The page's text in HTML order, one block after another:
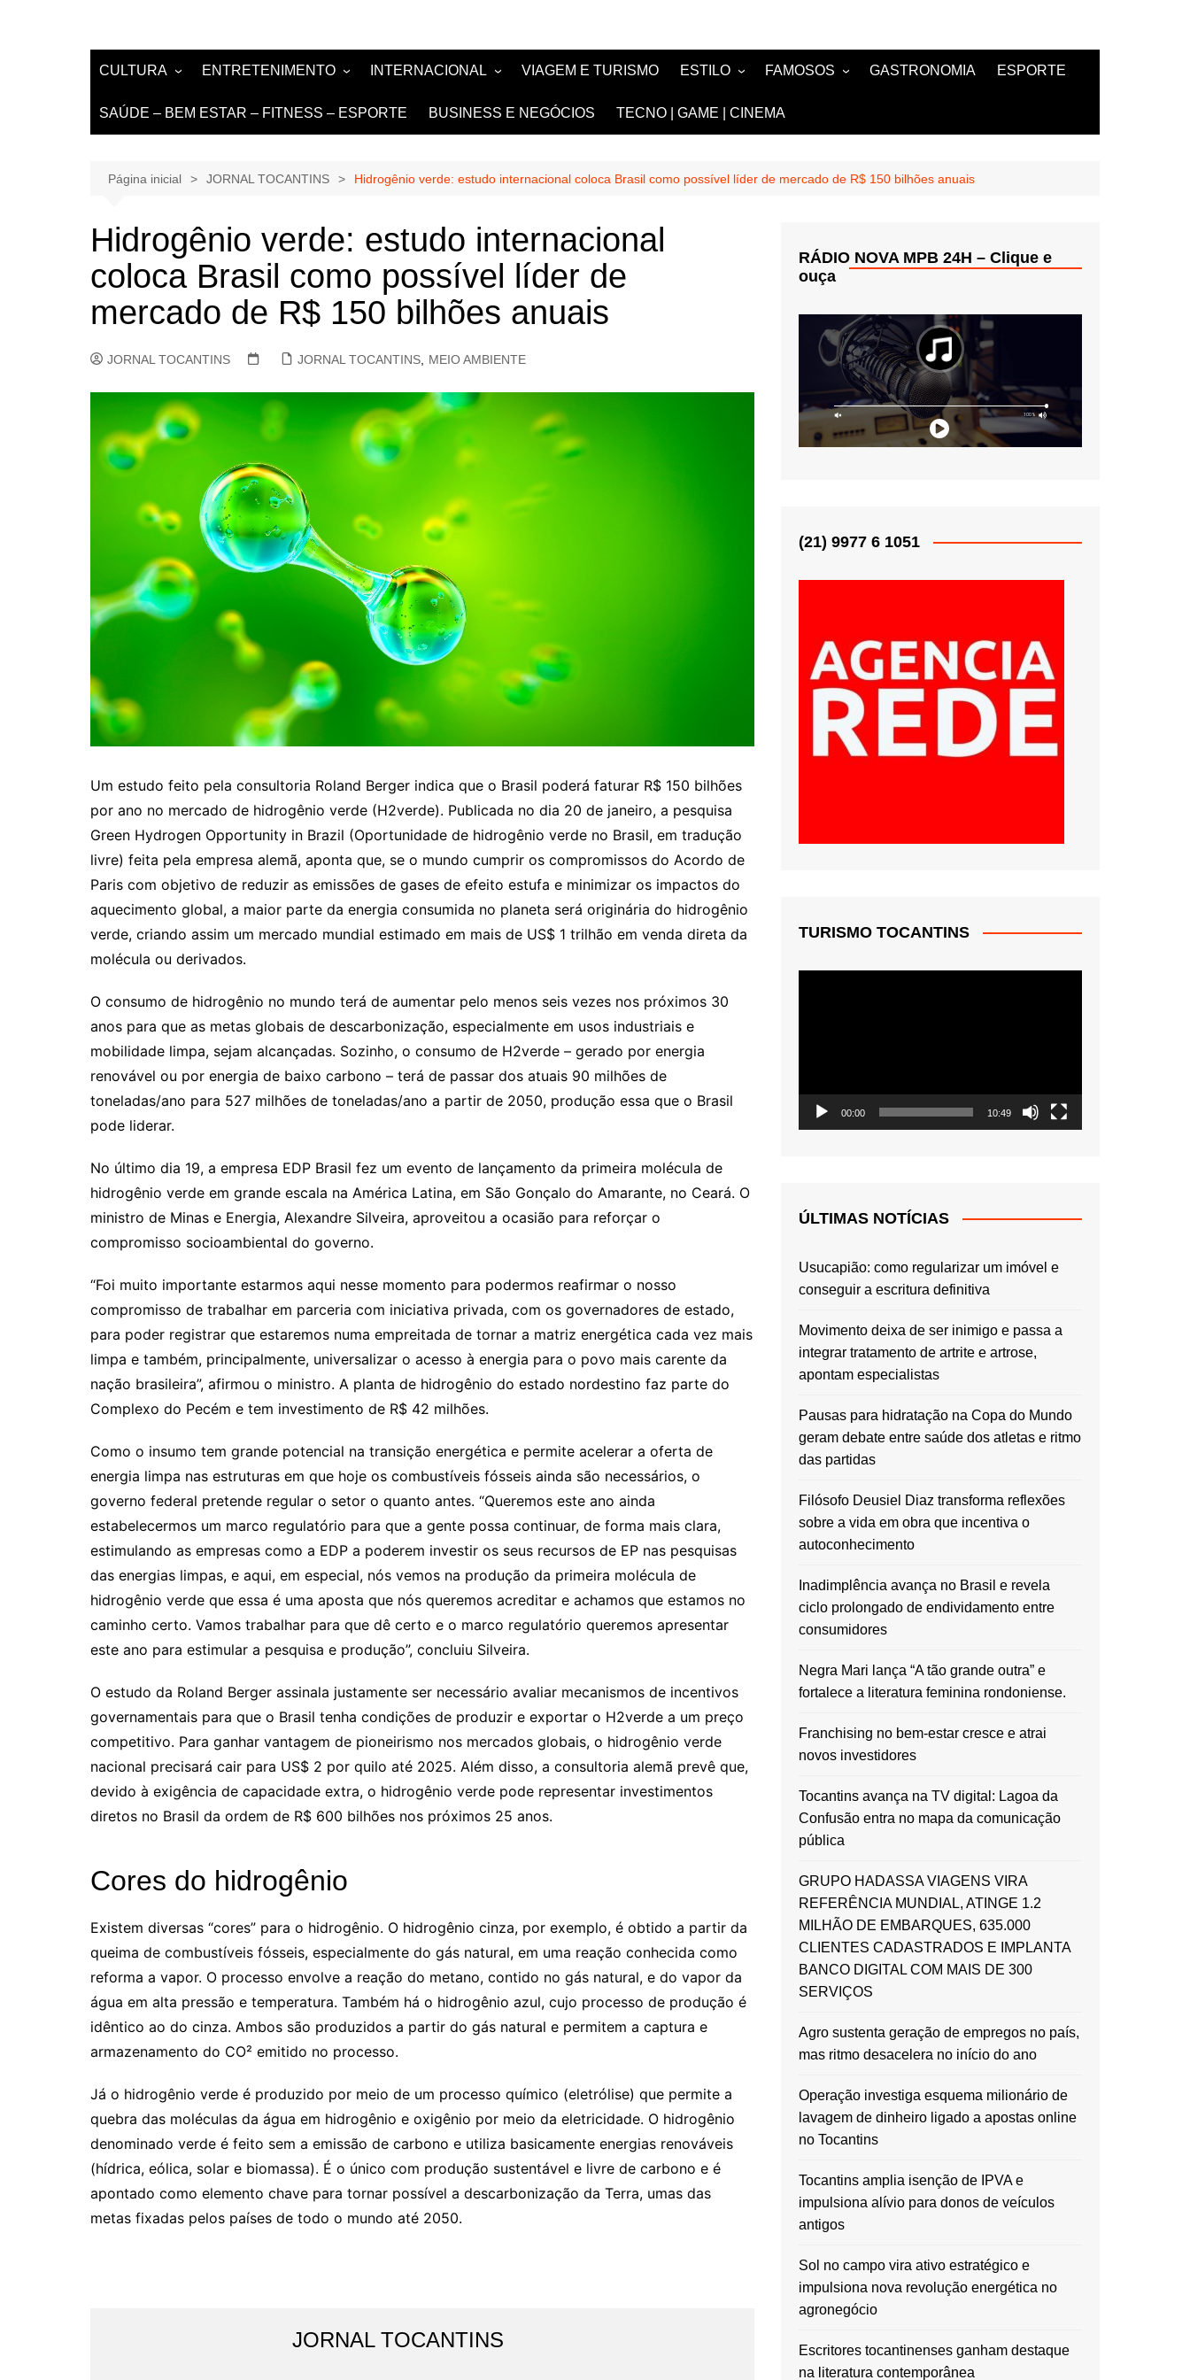
CULTURA
LITERATURA
LIVROS E AUTORES
INTERNET
ENTRETENIMENTO
MÚSICA
EVENTOS
INTERNACIONAL
NOTÍCIA
DESIGN
VIAGEM E TURISMO ESTILO
MODA E BELEZA
NOIVAS e DEBUTANTES
FAMOSOS
TV
GASTRONOMIA ESPORTE
SAÚDE – BEM ESTAR – FITNESS – ESPORTE BUSINESS E NEGÓCIOS TECNO | GAME | CINEMA
Página inicial JORNAL TOCANTINS Hidrogênio verde: estudo internacional coloca Brasil como possível líder de mercado de R$ 150 bilhões anuais
Hidrogênio verde: estudo internacional
coloca Brasil como possível líder de
mercado de R$ 150 bilhões anuais
JORNAL TOCANTINS JORNAL TOCANTINS MEIO AMBIENTE
Um estudo feito pela consultoria Roland Berger indica que o Brasil poderá faturar R$ 150 bilhões
por ano no mercado de hidrogênio verde (H2verde). Publicada no dia 20 de janeiro, a pesquisa
Green Hydrogen Opportunity in Brazil (Oportunidade de hidrogênio verde no Brasil, em tradução
livre) feita pela empresa alemã, aponta que, se o mundo cumprir os compromissos do Acordo de
Paris com objetivo de reduzir as emissões de gases de efeito estufa e minimizar os impactos do
aquecimento global, a maior parte da energia consumida no planeta será originária do hidrogênio
verde, criando assim um mercado mundial estimado em mais de US$ 1 trilhão em venda direta da
molécula ou derivados.
O consumo de hidrogênio no mundo terá de aumentar pelo menos seis vezes nos próximos 30
anos para que as metas globais de descarbonização, especialmente em usos industriais e
mobilidade limpa, sejam alcançadas. Sozinho, o consumo de H2verde – gerado por energia
renovável ou por energia de baixo carbono – terá de passar dos atuais 90 milhões de
toneladas/ano para 527 milhões de toneladas/ano a partir de 2050, produção essa que o Brasil
pode liderar.
No último dia 19, a empresa EDP Brasil fez um evento de lançamento da primeira molécula de
hidrogênio verde em grande escala na América Latina, em São Gonçalo do Amarante, no Ceará. O
ministro de Minas e Energia, Alexandre Silveira, aproveitou a ocasião para reforçar o
compromisso socioambiental do governo.
“Foi muito importante estarmos aqui nesse momento para podermos reafirmar o nosso
compromisso de trabalhar em parceria com iniciativa privada, com os governadores de estado,
para poder registrar que estaremos numa empreitada de tornar a matriz energética cada vez mais
limpa e também, principalmente, universalizar o acesso à energia para o povo mais carente da
nação brasileira”, afirmou o ministro. A planta de hidrogênio do estado nordestino faz parte do
Complexo do Pecém e tem investimento de R$ 42 milhões.
Como o insumo tem grande potencial na transição energética e permite acelerar a oferta de
energia limpa nas estruturas em que hoje os combustíveis fósseis ainda são necessários, o
governo federal pretende regular o setor o quanto antes. “Queremos este ano ainda
estabelecermos um marco regulatório para que a gente possa continuar, de forma mais clara,
estimulando as empresas como a EDP a poderem investir os seus recursos de EP nas pesquisas
das energias limpas, e aqui, em especial, nós vemos na produção da primeira molécula de
hidrogênio verde que essa é uma aposta que nós queremos acreditar e achamos que estamos no
caminho certo. Vamos trabalhar para que dê certo e o marco regulatório queremos apresentar
este ano para estimular a pesquisa e produção”, concluiu Silveira.
O estudo da Roland Berger assinala justamente ser necessário avaliar mecanismos de incentivos
governamentais para que o Brasil tenha condições de produzir e exportar o H2verde a um preço
competitivo. Para ganhar vantagem de pioneirismo nos mercados globais, o hidrogênio verde
nacional precisará cair para US$ 2 por quilo até 2025. Além disso, a consultoria alemã prevê que,
devido à exigência de capacidade extra, o hidrogênio verde pode representar investimentos
diretos no Brasil da ordem de R$ 600 bilhões nos próximos 25 anos.
Cores do hidrogênio
Existem diversas “cores” para o hidrogênio. O hidrogênio cinza, por exemplo, é obtido a partir da
queima de combustíveis fósseis, especialmente do gás natural, em uma reação conhecida como
reforma a vapor. O processo envolve a reação do metano, contido no gás natural, e do vapor da
água em alta pressão e temperatura. Também há o hidrogênio azul, cujo processo de produção é
idêntico ao do cinza. Ambos são produzidos a partir do gás natural e permitem a captura e
armazenamento do CO² emitido no processo.
Já o hidrogênio verde é produzido por meio de um processo químico (eletrólise) que permite a
quebra das moléculas da água em hidrogênio e oxigênio por meio da eletricidade. O hidrogênio
denominado verde é feito sem a emissão de carbono e utiliza basicamente energias renováveis
(hídrica, eólica, solar e biomassa). É o único com produção sustentável e livre de carbono e é
apontado como elemento chave para tornar possível a descarbonização da Terra, umas das
metas fixadas pelos países de todo o mundo até 2050.
JORNAL TOCANTINS
RÁDIO NOVA MPB 24H – Clique e
ouça
(21) 9977 6 1051
TURISMO TOCANTINS
00:00 10:49
ÚLTIMAS NOTÍCIAS
Usucapião: como regularizar um imóvel e
conseguir a escritura definitiva
Movimento deixa de ser inimigo e passa a
integrar tratamento de artrite e artrose,
apontam especialistas
Pausas para hidratação na Copa do Mundo
geram debate entre saúde dos atletas e ritmo
das partidas
Filósofo Deusiel Diaz transforma reflexões
sobre a vida em obra que incentiva o
autoconhecimento
Inadimplência avança no Brasil e revela
ciclo prolongado de endividamento entre
consumidores
Negra Mari lança “A tão grande outra” e
fortalece a literatura feminina rondoniense.
Franchising no bem-estar cresce e atrai
novos investidores
Tocantins avança na TV digital: Lagoa da
Confusão entra no mapa da comunicação
pública
GRUPO HADASSA VIAGENS VIRA
REFERÊNCIA MUNDIAL, ATINGE 1.2
MILHÃO DE EMBARQUES, 635.000
CLIENTES CADASTRADOS E IMPLANTA
BANCO DIGITAL COM MAIS DE 300
SERVIÇOS
Agro sustenta geração de empregos no país,
mas ritmo desacelera no início do ano
Operação investiga esquema milionário de
lavagem de dinheiro ligado a apostas online
no Tocantins
Tocantins amplia isenção de IPVA e
impulsiona alívio para donos de veículos
antigos
Sol no campo vira ativo estratégico e
impulsiona nova revolução energética no
agronegócio
Escritores tocantinenses ganham destaque
na literatura contemporânea